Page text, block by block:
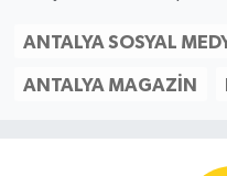
ANTALYA SOSYAL
ANTALYA MAGAZIN